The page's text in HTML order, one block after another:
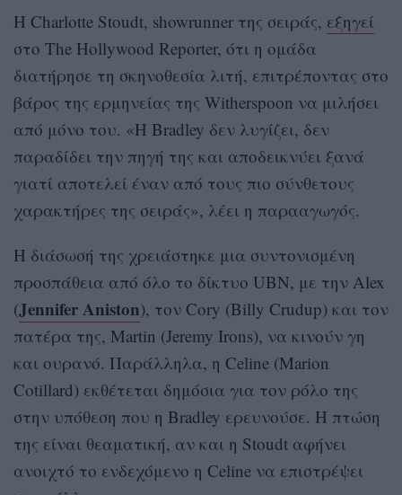
Η Charlotte Stoudt, showrunner της σειράς, εξηγεί
στο The Hollywood Reporter, ότι η ομάδα
διατήρησε τη σκηνοθεσία λιτή, επιτρέποντας στο
βάρος της ερμηνείας της Witherspoon να μιλήσει
από μόνο του. «Η Bradley δεν λυγίζει, δεν
παραδίδει την πηγή της και αποδεικνύει ξανά
γιατί αποτελεί έναν από τους πιο σύνθετους
χαρακτήρες της σειράς», λέει η παρααγωγός.
Η διάσωσή της χρειάστηκε μια συντονισμένη
προσπάθεια από όλο το δίκτυο UBN, με την Alex
(Jennifer Aniston), τον Cory (Billy Crudup) και τον
πατέρα της, Martin (Jeremy Irons), να κινούν γη
και ουρανό. Παράλληλα, η Celine (Marion
Cotillard) εκθέτεται δημόσια για τον ρόλο της
στην υπόθεση που η Bradley ερευνούσε. Η πτώση
της είναι θεαματική, αν και η Stoudt αφήνει
ανοιχτό το ενδεχόμενο η Celine να επιστρέψει